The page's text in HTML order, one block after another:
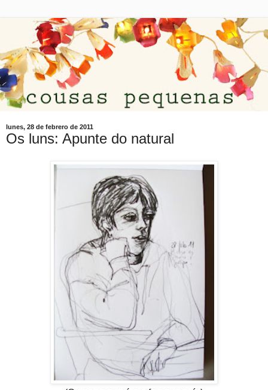
lunes, 28 de febrero de 2011
Os luns: Apunte do natural